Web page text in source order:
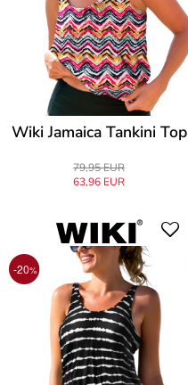
Wiki Jamaica Tankini Top
79,95 EUR
63,96 EUR
-20%